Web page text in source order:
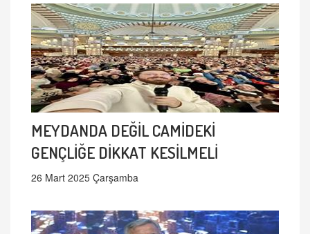
MEYDANDA DEĞİL CAMİDEKİ
GENÇLİĞE DİKKAT KESİLMELİ
26 Mart 2025 Çarşamba